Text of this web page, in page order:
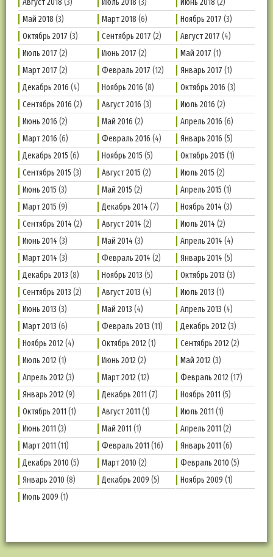
Август 2018 (3) Июль 2018 (3) Июнь 2018 (2)
Май 2018 (3) Март 2018 (6) Ноябрь 2017 (3)
Октябрь 2017 (3) Сентябрь 2017 (2) Август 2017 (4)
Июль 2017 (2) Июнь 2017 (2) Май 2017 (1)
Март 2017 (2) Февраль 2017 (12) Январь 2017 (1)
Декабрь 2016 (4) Ноябрь 2016 (8) Октябрь 2016 (3)
Сентябрь 2016 (2) Август 2016 (3) Июль 2016 (2)
Июнь 2016 (2) Май 2016 (2) Апрель 2016 (6)
Март 2016 (6) Февраль 2016 (4) Январь 2016 (5)
Декабрь 2015 (6) Ноябрь 2015 (5) Октябрь 2015 (1)
Сентябрь 2015 (3) Август 2015 (2) Июль 2015 (2)
Июнь 2015 (3) Май 2015 (2) Апрель 2015 (1)
Март 2015 (9) Декабрь 2014 (7) Ноябрь 2014 (3)
Сентябрь 2014 (2) Август 2014 (2) Июль 2014 (2)
Июнь 2014 (3) Май 2014 (3) Апрель 2014 (4)
Март 2014 (3) Февраль 2014 (2) Январь 2014 (5)
Декабрь 2013 (8) Ноябрь 2013 (5) Октябрь 2013 (3)
Сентябрь 2013 (2) Август 2013 (4) Июль 2013 (1)
Июнь 2013 (3) Май 2013 (4) Апрель 2013 (4)
Март 2013 (6) Февраль 2013 (11) Декабрь 2012(3)
Ноябрь 2012(4) Октябрь 2012(1) Сентябрь 2012(2)
Июль 2012(1) Июнь 2012(2) Май 2012(3)
Апрель 2012(3) Март 2012(12) Февраль 2012(17)
Январь 2012(9) Декабрь 2011 (7) Ноябрь 2011 (5)
Октябрь 2011 (1) Август 2011 (1) Июль 2011 (1)
Июнь 2011 (3) Май 2011 (1) Апрель 2011 (2)
Март 2011 (11) Февраль 2011 (16) Январь 2011 (6)
Декабрь 2010 (5) Март 2010 (2) Февраль 2010 (5)
Январь 2010 (8) Декабрь 2009 (5) Ноябрь 2009 (1)
Июль 2009 (1)